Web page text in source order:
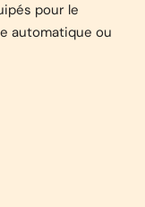
pour le
automatique ou